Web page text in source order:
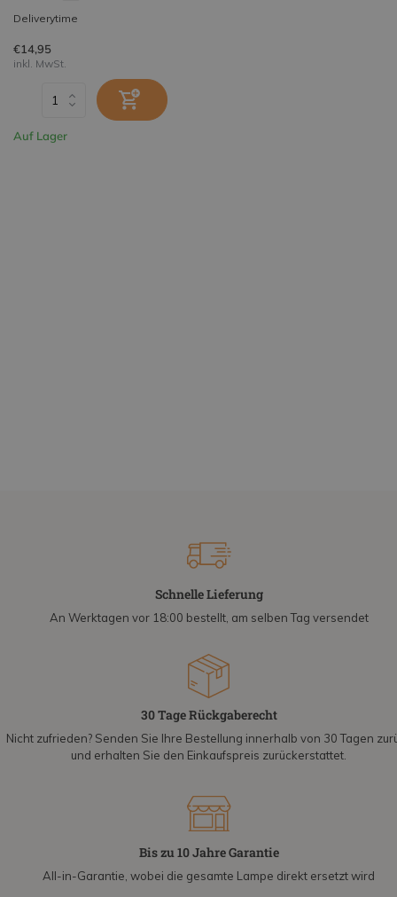
Deliverytime
€14,95
inkl. MwSt.
Auf Lager
Schnelle Lieferung
An Werktagen vor 18:00 bestellt, am selben Tag versendet
30 Tage Rückgaberecht
Nicht zufrieden? Senden Sie Ihre Bestellung innerhalb von 30 Tagen
und erhalten Sie den Einkaufspreis zurückerstattet.
Bis zu 10 Jahre Garantie
All-in-Garantie, wobei die gesamte Lampe direkt ersetzt wird